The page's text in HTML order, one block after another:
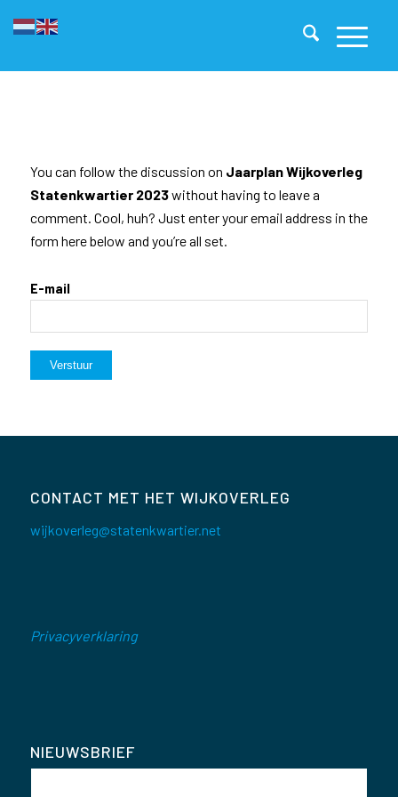
You can follow the discussion on Jaarplan Wijkoverleg
Statenkwartier 2023without having to leave a
comment. Cool, huh? Just enter your email address in the
form here below and you’re all set.
E-mail
CONTACT MET HET WIJKOVERLEG
wijkoverleg@statenkwartier.net
Privacyverklaring
NIEUWSBRIEF